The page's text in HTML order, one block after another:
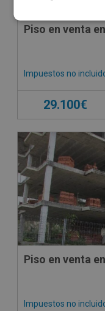
Piso en venta
Impuestos no
29.100€
CESIÓN DE
Piso en venta
Impuestos no